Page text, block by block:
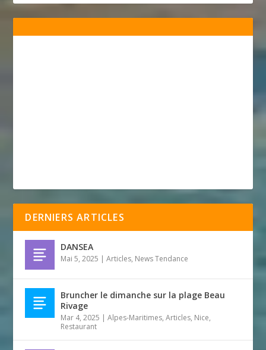
DERNIERS ARTICLES
DANSEA
Mai 5, 2025 |Articles, News Tendance
Bruncher le dimanche sur la plage Beau
Rivage
Mar 4, 2025 |Alpes-Maritimes,Articles, Nice,
Restaurant